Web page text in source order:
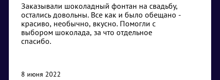
Заказывали шоколадный фонтан на свадьбу,
остались довольны. Все как и было обещано -
красиво, необычно, вкусно. Помогли с
выбором шоколада, за что отдельное
спасибо.
8 июня 2022